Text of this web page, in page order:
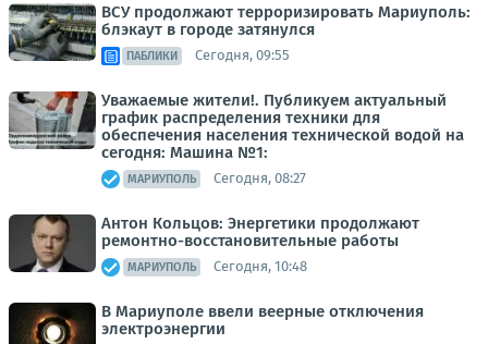
ВСУ продолжают терроризировать Мариуполь:
блэкаут в городе затянулся
ПАБЛИКИ Сегодня, 09:55
Уважаемые жители!. Публикуем актуальный
график распределения техники для
обеспечения населения технической водой на
сегодня: Машина №1:
МАРИУПОЛЬ Сегодня, 08:27
Антон Кольцов: Энергетики продолжают
ремонтно-восстановительные работы
МАРИУПОЛЬ Сегодня, 10:48
В Мариуполе ввели веерные отключения
электроэнергии